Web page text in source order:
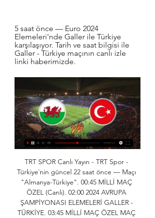
5 saat önce — Euro 2024
Elemeleri'nde Galler ile Türkiye
karşılaşıyor. Tarih ve saat bilgisi ile
Galler - Türkiye maçının canlı izle
linki haberimizde.
TRT SPOR Canlı Yayın - TRT Spor -
Türkiye`nin güncel 22 saat önce — Maçı
"Almanya-Türkiye". 00:45 MİLLİ MAÇ
ÖZEL (Canlı). 02:00 2024 AVRUPA
ŞAMPİYONASI ELEMELERİ GALLER -
TÜRKİYE. 03:45 MİLLİ MAÇ ÖZEL MAÇ